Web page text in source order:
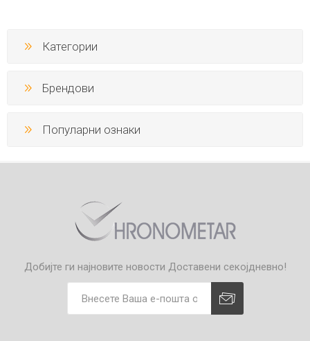
Категории
Брендови
Популарни ознаки
Добијте ги најновите новости Доставени секојдневно!